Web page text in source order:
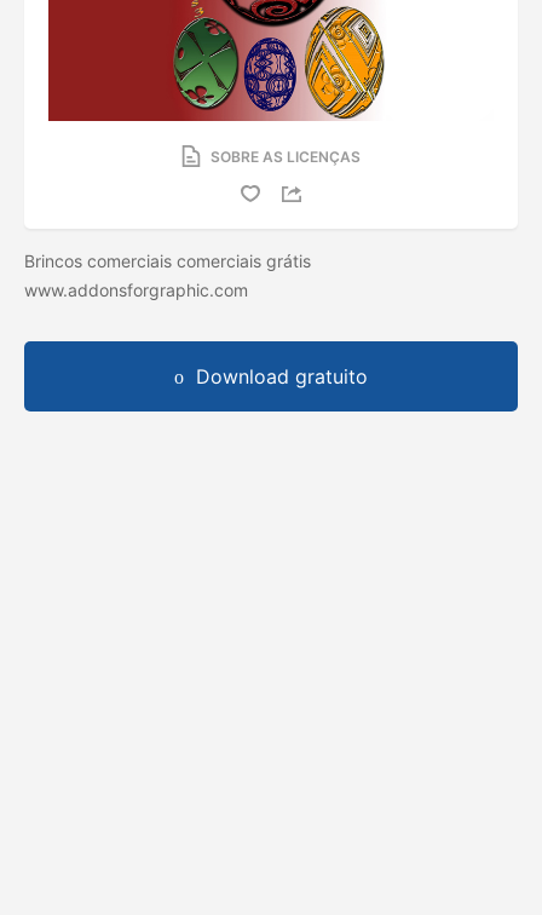
SOBRE AS LICENÇAS
Brincos comerciais comerciais grátis
www.addonsforgraphic.com
Download gratuito